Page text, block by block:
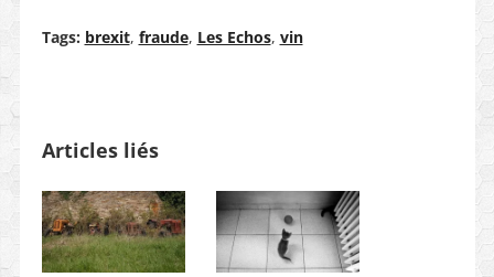
Tags: brexit, fraude, Les Echos, vin
Articles liés